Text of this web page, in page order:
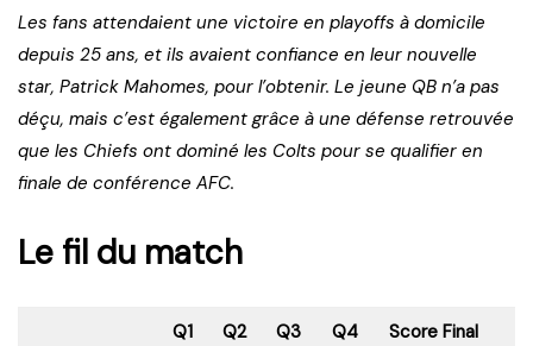
Les fans attendaient une victoire en playoffs à domicile
depuis 25 ans, et ils avaient confiance en leur nouvelle
star, Patrick Mahomes, pour l’obtenir. Le jeune QB n’a pas
déçu, mais c’est également grâce à une défense retrouvée
que les Chiefs ont dominé les Colts pour se qualifier en
finale de conférence AFC.
Le fil du match
Q1 Q2 Q3 Q4
Score Final